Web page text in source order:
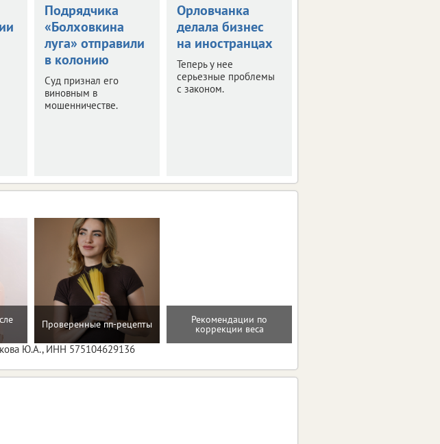
Подрядчика
«Болховкина
луга» отправили
в колонию
Суд признал его
виновным в
мошенничестве.
Орловчанка
делала бизнес
на иностранцах
Теперь у нее
серьезные проблемы
с законом.
Проверенные пп-рецепты Рекомендации по
коррекции веса
Ю.А., ИНН 575104629136